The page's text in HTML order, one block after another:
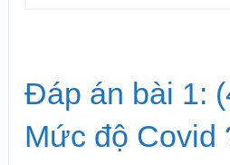
Đáp án bài 1:
Mức độ Covid